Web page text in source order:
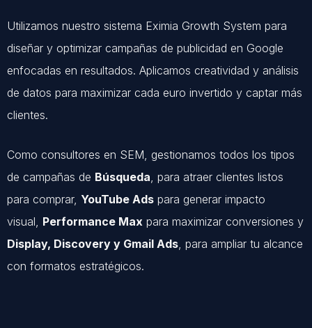
Utilizamos nuestro sistema Eximia Growth System para
diseñar y optimizar campañas de publicidad en Google
enfocadas en resultados. Aplicamos creatividad y análisis
de datos para maximizar cada euro invertido y captar más
clientes.
Como consultores en SEM, gestionamos todos los tipos
de campañas de Búsqueda, para atraer clientes listos
para comprar, YouTube Ads para generar impacto
visual, Performance Max para maximizar conversiones y
Display, Discovery y Gmail Ads, para ampliar tu alcance
con formatos estratégicos.